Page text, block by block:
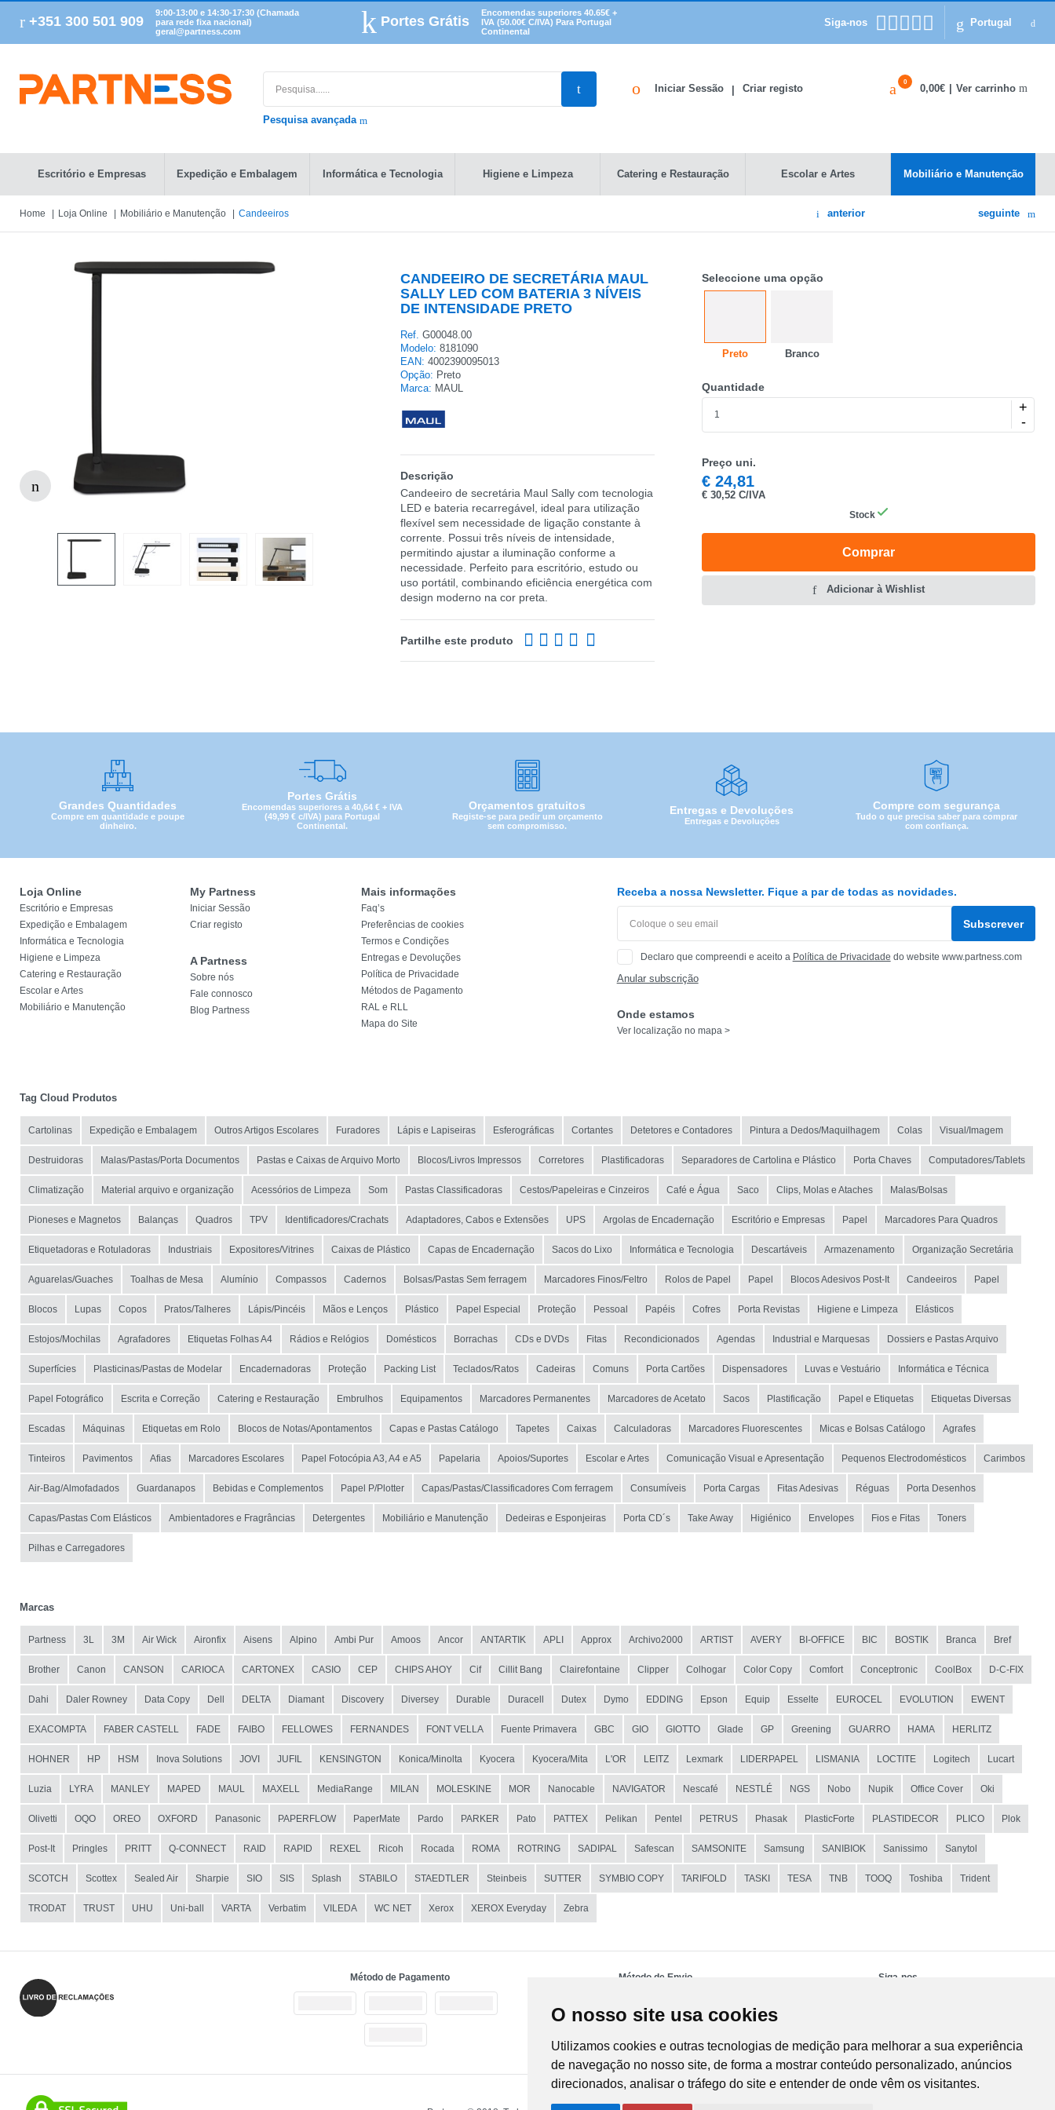
O nosso site usa cookies
Utilizamos cookies e outras tecnologias de medição para melhorar a sua experiência
de navegação no nosso site, de forma a mostrar conteúdo personalizado, anúncios
direcionados, analisar o tráfego do site e entender de onde vêm os visitantes.
+351 300 501 909
9:00-13:00 e 14:30-17:30 (Chamada
para rede fixa nacional)
geral@partness.com
Portes Grátis
Encomendas superiores 40.65€ +
IVA (50.00€ C/IVA) Para Portugal
Continental
Siga-nos Portugal
Pesquisa avançada
Iniciar Sessão Criar registo
0
0,00€ Ver carrinho
Escritório e Empresas Expedição e Embalagem Informática e Tecnologia Higiene e Limpeza Catering e Restauração Escolar e Artes Mobiliário e Manutenção
Home Loja Online Mobiliário e Manutenção Candeeiros anterior seguinte
CANDEEIRO DE SECRETÁRIA MAUL
SALLY LED COM BATERIA 3 NÍVEIS
DE INTENSIDADE PRETO
Ref. G00048.00
Modelo: 8181090
EAN: 4002390095013
Opção: Preto
Marca: MAUL
Descrição
Candeeiro de secretária Maul Sally com tecnologia
LED e bateria recarregável, ideal para utilização
flexível sem necessidade de ligação constante à
corrente. Possui três níveis de intensidade,
permitindo ajustar a iluminação conforme a
necessidade. Perfeito para escritório, estudo ou
uso portátil, combinando eficiência energética com
design moderno na cor preta.
Partilhe este produto
Seleccione uma opção
Preto Branco
Quantidade
+
-
Preço uni.
€24,81
€30,52 C/IVA
Stock
Comprar
Adicionar à Wishlist
Grandes Quantidades
Compre em quantidade e poupe
dinheiro.
Portes Grátis
Encomendas superiores a 40,64 € + IVA
(49,99 € c/IVA) para Portugal
Continental.
Orçamentos gratuitos
Registe-se para pedir um orçamento
sem compromisso.
Entregas e Devoluções
Entregas e Devoluções
Compre com segurança
Tudo o que precisa saber para comprar
com confiança.
Loja Online
Escritório e Empresas
Expedição e Embalagem
Informática e Tecnologia
Higiene e Limpeza
Catering e Restauração
Escolar e Artes
Mobiliário e Manutenção
My Partness
Iniciar Sessão
Criar registo
A Partness
Sobre nós
Fale connosco
Blog Partness
Mais informações
Faq’s
Preferências de cookies
Termos e Condições
Entregas e Devoluções
Política de Privacidade
Métodos de Pagamento
RAL e RLL
Mapa do Site
Receba a nossa Newsletter. Fique a par de todas as novidades.
Subscrever
Declaro que compreendi e aceito a Política de Privacidade do website www.partness.com
Anular subscrição
Onde estamos
Ver localização no mapa >
Tag Cloud Produtos
Cartolinas Expedição e Embalagem Outros Artigos Escolares Furadores Lápis e Lapiseiras Esferográficas Cortantes Detetores e Contadores Pintura a Dedos/Maquilhagem Colas Visual/Imagem
Destruidoras Malas/Pastas/Porta Documentos Pastas e Caixas de Arquivo Morto Blocos/Livros Impressos Corretores Plastificadoras Separadores de Cartolina e Plástico Porta Chaves Computadores/Tablets
Climatização Material arquivo e organização Acessórios de Limpeza Som Pastas Classificadoras Cestos/Papeleiras e Cinzeiros Café e Água Saco Clips, Molas e Ataches Malas/Bolsas
Pioneses e Magnetos Balanças Quadros TPV Identificadores/Crachats Adaptadores, Cabos e Extensões UPS Argolas de Encadernação Escritório e Empresas Papel Marcadores Para Quadros
Etiquetadoras e Rotuladoras Industriais Expositores/Vitrines Caixas de Plástico Capas de Encadernação Sacos do Lixo Informática e Tecnologia Descartáveis Armazenamento Organização Secretária
Aguarelas/Guaches Toalhas de Mesa Alumínio Compassos Cadernos Bolsas/Pastas Sem ferragem Marcadores Finos/Feltro Rolos de Papel Papel Blocos Adesivos Post-It Candeeiros Papel
Blocos Lupas Copos Pratos/Talheres Lápis/Pincéis Mãos e Lenços Plástico Papel Especial Proteção Pessoal Papéis Cofres Porta Revistas Higiene e Limpeza Elásticos
Estojos/Mochilas Agrafadores Etiquetas Folhas A4 Rádios e Relógios Domésticos Borrachas CDs e DVDs Fitas Recondicionados Agendas Industrial e Marquesas Dossiers e Pastas Arquivo
Superfícies Plasticinas/Pastas de Modelar Encadernadoras Proteção Packing List Teclados/Ratos Cadeiras Comuns Porta Cartões Dispensadores Luvas e Vestuário Informática e Técnica
Papel Fotográfico Escrita e Correção Catering e Restauração Embrulhos Equipamentos Marcadores Permanentes Marcadores de Acetato Sacos Plastificação Papel e Etiquetas Etiquetas Diversas
Escadas Máquinas Etiquetas em Rolo Blocos de Notas/Apontamentos Capas e Pastas Catálogo Tapetes Caixas Calculadoras Marcadores Fluorescentes Micas e Bolsas Catálogo Agrafes
Tinteiros Pavimentos Afias Marcadores Escolares Papel Fotocópia A3, A4 e A5 Papelaria Apoios/Suportes Escolar e Artes Comunicação Visual e Apresentação Pequenos Electrodomésticos Carimbos
Air-Bag/Almofadados Guardanapos Bebidas e Complementos Papel P/Plotter Capas/Pastas/Classificadores Com ferragem Consumíveis Porta Cargas Fitas Adesivas Réguas Porta Desenhos
Capas/Pastas Com Elásticos Ambientadores e Fragrâncias Detergentes Mobiliário e Manutenção Dedeiras e Esponjeiras Porta CD´s Take Away Higiénico Envelopes Fios e Fitas Toners
Pilhas e Carregadores
Marcas
Partness 3L 3M Air Wick Aironfix Aisens Alpino Ambi Pur Amoos Ancor ANTARTIK APLI Approx Archivo2000 ARTIST AVERY BI-OFFICE BIC BOSTIK Branca Bref
Brother Canon CANSON CARIOCA CARTONEX CASIO CEP CHIPS AHOY Cif Cillit Bang Clairefontaine Clipper Colhogar Color Copy Comfort Conceptronic CoolBox D-C-FIX
Dahi Daler Rowney Data Copy Dell DELTA Diamant Discovery Diversey Durable Duracell Dutex Dymo EDDING Epson Equip Esselte EUROCEL EVOLUTION EWENT
EXACOMPTA FABER CASTELL FADE FAIBO FELLOWES FERNANDES FONT VELLA Fuente Primavera GBC GIO GIOTTO Glade GP Greening GUARRO HAMA HERLITZ
HOHNER HP HSM Inova Solutions JOVI JUFIL KENSINGTON Konica/Minolta Kyocera Kyocera/Mita L'OR LEITZ Lexmark LIDERPAPEL LISMANIA LOCTITE Logitech Lucart
Luzia LYRA MANLEY MAPED MAUL MAXELL MediaRange MILAN MOLESKINE MOR Nanocable NAVIGATOR Nescafé NESTLÉ NGS Nobo Nupik Office Cover Oki
Olivetti OQO OREO OXFORD Panasonic PAPERFLOW PaperMate Pardo PARKER Pato PATTEX Pelikan Pentel PETRUS Phasak PlasticForte PLASTIDECOR PLICO Plok
Post-It Pringles PRITT Q-CONNECT RAID RAPID REXEL Ricoh Rocada ROMA ROTRING SADIPAL Safescan SAMSONITE Samsung SANIBIOK Sanissimo Sanytol
SCOTCH Scottex Sealed Air Sharpie SIO SIS Splash STABILO STAEDTLER Steinbeis SUTTER SYMBIO COPY TARIFOLD TASKI TESA TNB TOOQ Toshiba Trident
TRODAT TRUST UHU Uni-ball VARTA Verbatim VILEDA WC NET Xerox XEROX Everyday Zebra
Método de Pagamento Método de Envio Siga-nos
CATEGORIA
MARCA